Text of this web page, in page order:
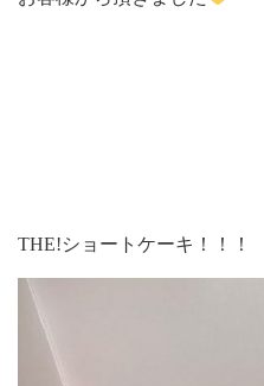
THE!ショートケーキ！！！